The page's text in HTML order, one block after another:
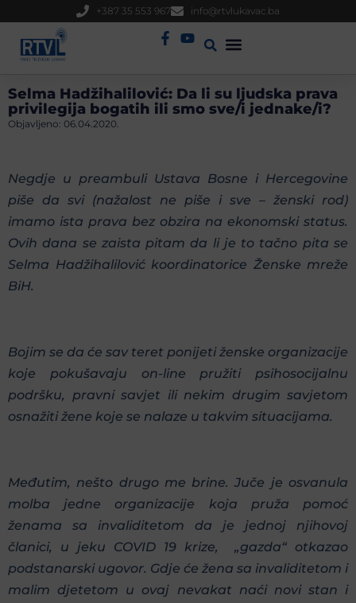
+387 35 553 967 info@rtvlukavac.ba
Selma Hadžihalilović: Da li su ljudska prava
privilegija bogatih ili smo sve/i jednake/i?
Objavljeno: 06.04.2020.
Negdje u preambuli Ustava Bosne i Hercegovine
piše da svi (nažalost ne piše i sve – ženski rod)
imamo ista prava bez obzira na ekonomski status.
Ovih dana se zaista pitam da li je to tačno pita se
Selma Hadžihalilović koordinatorice Ženske mreže
BiH.
Bojim se da će sav teret ponijeti ženske organizacije
koje pokušavaju on-line pružiti psihosocijalnu
podršku, pravni savjet ili nekim drugim savjetom
osnažiti žene koje se nalaze u takvim situacijama.
Međutim, nešto drugo me brine. Juče je osvanula
molba jedne organizacije koja pruža pomoć
ženama sa invaliditetom da je jednoj njihovoj
članici, u jeku COVID 19 krize, „gazda“ otkazao
podstanarski ugovor. Gdje će žena sa invaliditetom i
malim djetetom u ovaj nevakat naći novi stan i